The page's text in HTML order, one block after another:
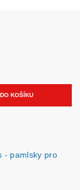
- pamlsky pro